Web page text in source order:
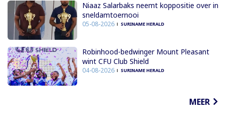
Niaaz Salarbaks neemt koppositie over in
sneldamtoernooi
05-08-2026 SURINAME HERALD
Robinhood-bedwinger Mount Pleasant
wint CFU Club Shield
04-08-2026 SURINAME HERALD
MEER